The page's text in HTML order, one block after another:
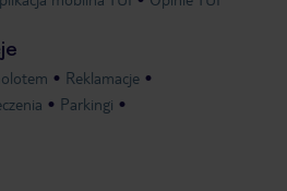
Reklamacje
Parkingi